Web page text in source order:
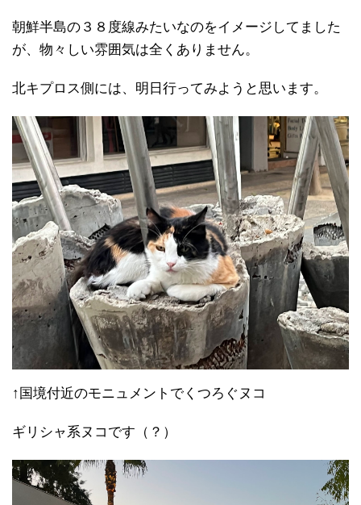
朝鮮半島の３８度線みたいなのをイメージしてました
が、物々しい雰囲気は全くありません。
北キプロス側には、明日行ってみようと思います。
↑国境付近のモニュメントでくつろぐヌコ
ギリシャ系ヌコです（？）